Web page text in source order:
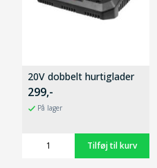
20V dobbelt hurtiglader
299,-
På lager